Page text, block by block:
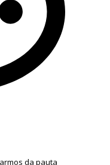
da pauta